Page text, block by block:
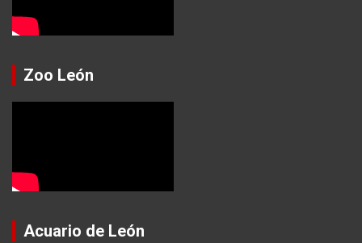
Zoo León
Acuario de León